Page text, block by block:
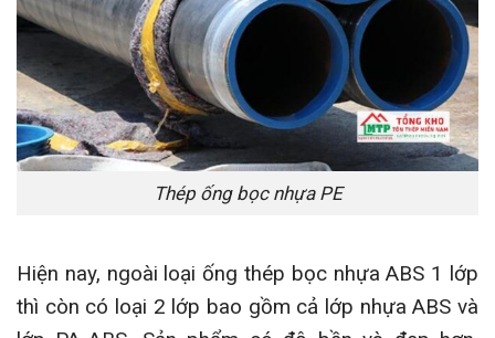
Thép ống bọc nhựa PE
Hiện nay, ngoài loại ống thép bọc nhựa ABS 1 lớp
thì còn có loại 2 lớp bao gồm cả lớp nhựa ABS và